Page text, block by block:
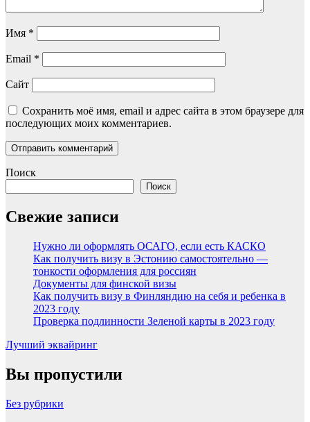
Имя *
Email *
Сайт
Сохранить моё имя, email и адрес сайта в этом браузере для
последующих моих комментариев.
Поиск
Поиск
Свежие записи
Нужно ли оформлять ОСАГО, если есть КАСКО
Как получить визу в Эстонию самостоятельно —
тонкости оформления для россиян
Документы для финской визы
Как получить визу в Финляндию на себя и ребенка в
2023 году
Проверка подлинности Зеленой карты в 2023 году
Лучший эквайринг
Вы пропустили
Без рубрики